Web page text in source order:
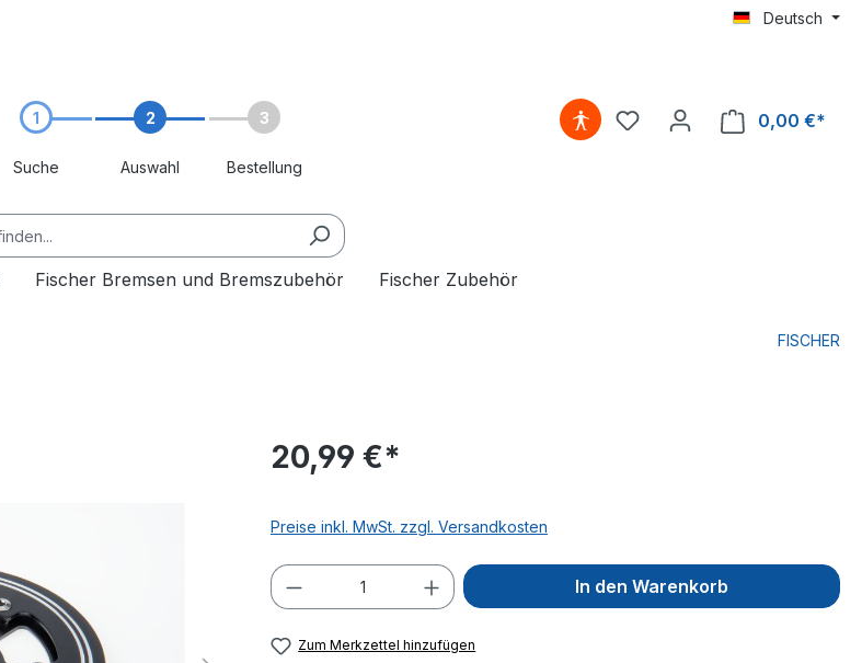
Deutsch
1
Suche
2
Auswahl
3
Bestellung
0,00 €*
Fischer Bremsen und Bremszubehör Fischer Zubehör
FISCHER
20,99 €*
Preise inkl. MwSt. zzgl. Versandkosten
Produkt Anzahl: Gib den gewünschten Wert
In den Warenkorb
Zum Merkzettel hinzufügen